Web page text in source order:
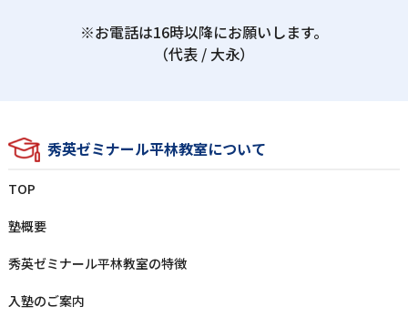
※お電話は16時以降にお願いします。
（代表 / ⼤永）
秀英ゼミナール平林教室について
TOP
塾概要
秀英ゼミナール平林教室の特徴
⼊塾のご案内